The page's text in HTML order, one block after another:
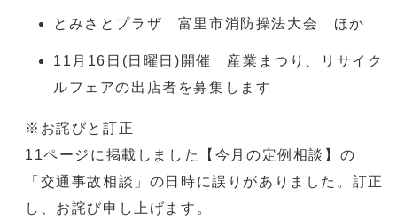
とみさとプラザ 富里市消防操法大会 ほか
11月16日(日曜日)開催 産業まつり、リサイク
ルフェアの出店者を募集します
※お詫びと訂正
11ページに掲載しました【今月の定例相談】の
「交通事故相談」の日時に誤りがありました。訂正
し、お詫び申し上げます。